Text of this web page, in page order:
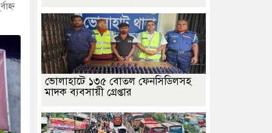
ভোলাহাটে ১৩৫ বোতল ফেনসিডিলসহ
মাদক ব্যবসায়ী গ্রেপ্তার